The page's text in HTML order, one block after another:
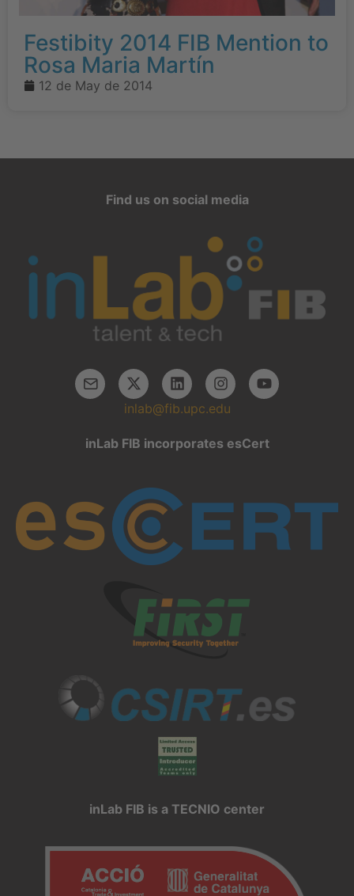
Festibity 2014 FIB Mention to
Rosa Maria Martín
12 de May de 2014
Find us on social media
inlab@fib.upc.edu
inLab FIB incorporates esCert
inLab FIB is a TECNIO center